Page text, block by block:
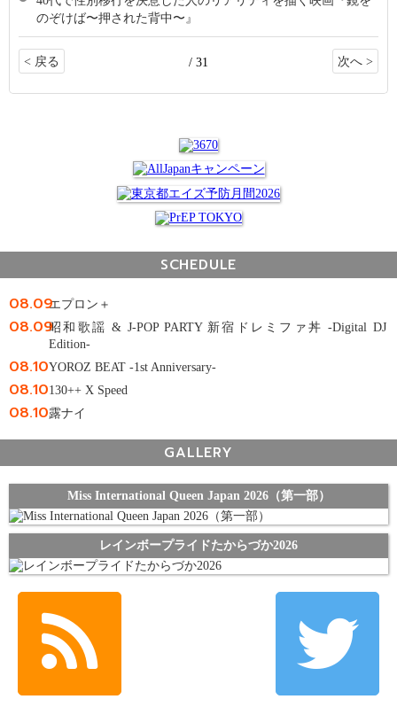
のぞけば〜押された背中〜』
< 戻る / 31 次へ >
SCHEDULE
08.09エプロン＋
08.09昭和歌謡 & J-POP PARTY 新宿ドレミファ丼 -Digital DJ
Edition-
08.10YOROZ BEAT -1st Anniversary-
08.10130++ X Speed
08.10露ナイ
GALLERY
Miss International Queen Japan 2026（第一部）
レインボープライドたからづか2026